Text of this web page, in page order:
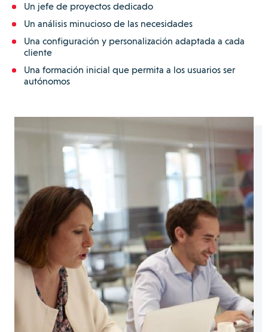
Un jefe de proyectos dedicado
Un análisis minucioso de las necesidades
Una configuración y personalización adaptada a cada
cliente
Una formación inicial que permita a los usuarios ser
autónomos